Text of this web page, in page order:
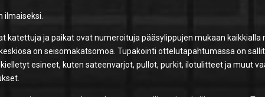
ilmaiseksi.
katettuja ja paikat ovat numeroituja pääsylippujen mukaan kaikkialla
on seisomakatsomoa. Tupakointi ottelutapahtumassa on
esineet, kuten sateenvarjot, pullot, purkit, ilotulitteet ja muut